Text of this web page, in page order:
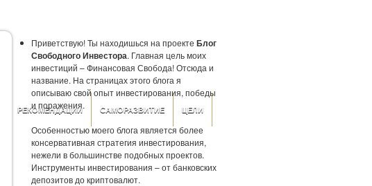
РЕКОМЕНДАЦИИ САМОРАЗВИТИЕ ЦЕЛИ
Приветствую! Ты находишься на проекте Блог
Свободного Инвестора. Главная цель моих
инвестиций – Финансовая Свобода! Отсюда и
название. На страницах этого блога я
описываю свой опыт инвестирования, победы
и поражения.
Особенностью моего блога является более
консервативная стратегия инвестирования,
нежели в большинстве подобных проектов.
Инструменты инвестирования – от банковских
депозитов до криптовалют.